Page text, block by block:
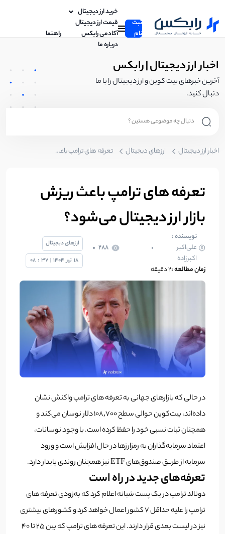
ثبت
نام
خرید ارز دیجیتال
قیمت ارز دیجیتال
آکادمی رابکس
راهنما
درباره ما
اخبار ارز دیجیتال | رابکس
آخرین خبرهای بیت کوین و ارز دیجیتال را با ما
دنبال کنید.
اخبار ارز دیجیتال ارزهای دیجیتال تعرفه‌ های ترامپ باعث ریزش بازار ارز دیجیتال می‌شود؟
تعرفه‌ های ترامپ باعث ریزش
بازار ارز دیجیتال می‌شود؟
نویسنده :
علی‌اکبر
اکبرزاده
288
زمان مطالعه :2 دقیقه
ارزهای دیجیتال
18 تیر 1404
|
37
:
08
در حالی که بازارهای جهانی به تعرفه‌ های ترامپ واکنش نشان
داده‌اند، بیت‌کوین حوالی سطح ۱۰۸,۷۰۰ دلار نوسان می‌کند و
همچنان ثبات نسبی خود را حفظ کرده است. با وجود نوسانات،
اعتماد سرمایه‌گذاران به رمزارزها در حال افزایش است و ورود
سرمایه از طریق صندوق‌های ETF نیز همچنان روندی پایدار دارد.
تعرفه‌های جدید در راه است
دونالد ترامپ در یک پست شبانه اعلام کرد که به‌زودی تعرفه‌ های
ترامپ را علیه حداقل ۷ کشور اعمال خواهد کرد و کشورهای بیشتری
نیز در لیست بعدی قرار دارند. این تعرفه های ترامپ که بین ۲۵ تا ۴۰